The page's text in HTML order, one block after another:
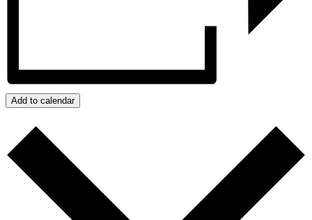
Add to calendar